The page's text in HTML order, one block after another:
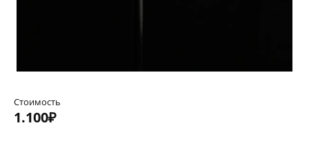
Стоимость
1.100₽